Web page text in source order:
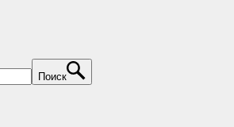
Поиск